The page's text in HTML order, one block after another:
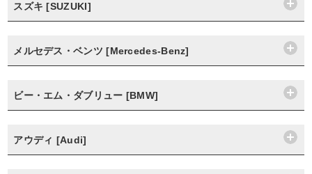
スズキ [SUZUKI]
メルセデス・ベンツ [Mercedes-Benz]
ビー・エム・ダブリュー [BMW]
アウディ [Audi]